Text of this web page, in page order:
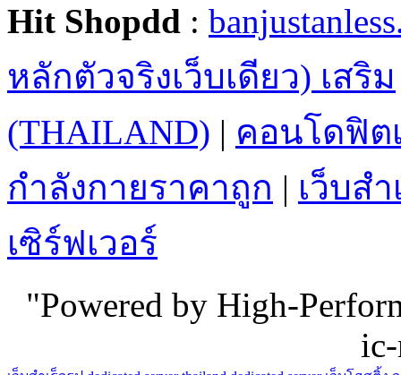
Hit Shopdd :
หลักตัวจริงเว็บเดียว) เสริม
(THAILAND) | คอนโดฟิต
กำลังกายราคาถูก | เว็บส
เซิร์ฟเวอร์
"Powered by High-